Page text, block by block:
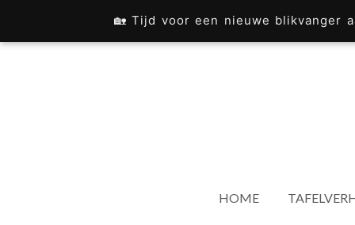
🏡 Tijd voor een nieuwe blikvanger
direct
HOME